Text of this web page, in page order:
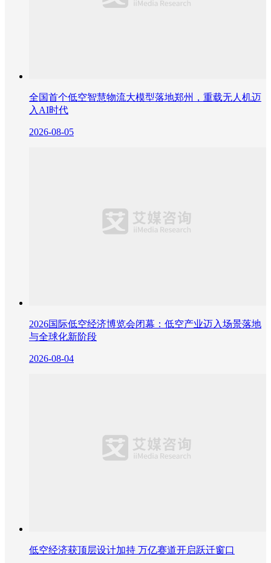
全国首个低空智慧物流大模型落地郑州，重载无人机迈
入AI时代
2026-08-05
2026国际低空经济博览会闭幕：低空产业迈入场景落地
与全球化新阶段
2026-08-04
低空经济获顶层设计加持 万亿赛道开启跃迁窗口